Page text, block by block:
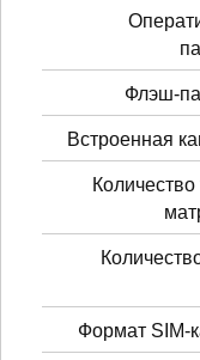
Флэш-
Встроенная
Количество
Формат SIM-